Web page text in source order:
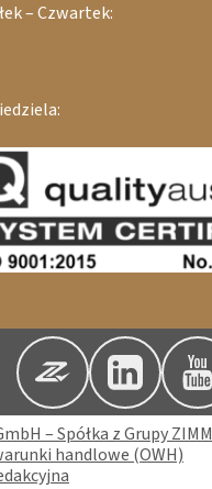
– Czwartek:
– Spółka z Grupy ZIMM
handlowe (OWH)